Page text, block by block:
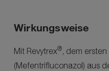
Wirkungsweise
Mit Revytrex®, dem
(Mefentrifluconazol) aus